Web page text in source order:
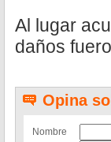
Al lugar
daños
Opina
Nombre